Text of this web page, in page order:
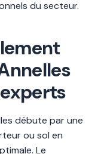
du secteur.
débute par une
ou sol en
Le